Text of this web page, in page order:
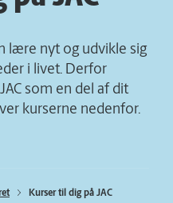
lære nyt og udvikle sig
i livet. Derfor
som en del af dit
kurserne nedenfor.
Kurser til dig på JAC